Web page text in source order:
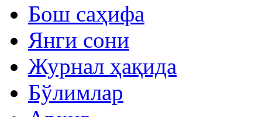
Бош саҳифа
Янги сони
Журнал ҳақида
Бўлимлар